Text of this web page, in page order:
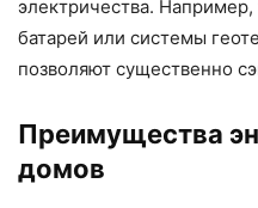
электричества.
батарей или системы
позволяют существенно
Преимущества
домов